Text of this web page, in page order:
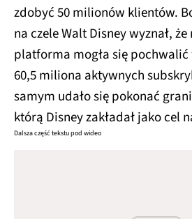
zdobyć 50 milionów klientów.
na czele Walt Disney wyznał,
platforma mogła się
60,5 miliona aktywnych
samym udało się pokonać
którą Disney zakładał jako cel
Dalsza część tekstu pod wideo